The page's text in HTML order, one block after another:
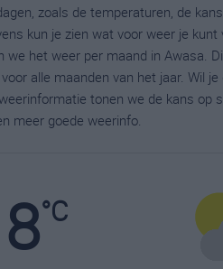
zoals de temperaturen, de
kun je zien wat voor weer je
we het weer per maand in Awasa.
alle maanden van het jaar. Wil
tonen we de kans op
meer goede weerinfo.
°C